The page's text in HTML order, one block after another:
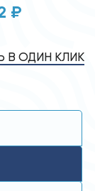
₽
В ОДИН КЛИК